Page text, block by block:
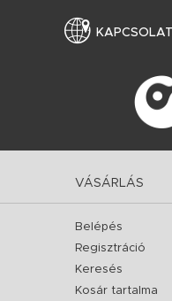
KAPCSOLAT
VÁSÁRLÁS
Belépés
Regisztráció
Keresés
Kosár tartalma